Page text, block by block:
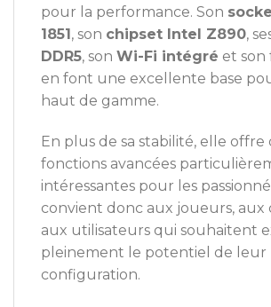
pour la performance. Son
1851, son chipset Intel Z890,
DDR5, son Wi-Fi intégré et son
en font une excellente base
haut de gamme.
En plus de sa stabilité, elle offre
fonctions avancées
intéressantes pour les
convient donc aux joueurs, aux
aux utilisateurs qui souhaitent
pleinement le potentiel de leur
configuration.